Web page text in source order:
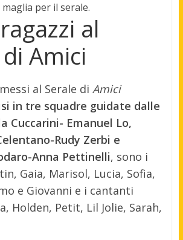
per il serale.
al
Amici
al Serale di Amici
in tre squadre guidate dalle
Cuccarini- Emanuel Lo,
Rudy Zerbi e
Anna Pettinelli, sono i
Gaia, Marisol, Lucia, Sofia,
e Giovanni e i cantanti
Holden, Petit, Lil Jolie, Sarah,